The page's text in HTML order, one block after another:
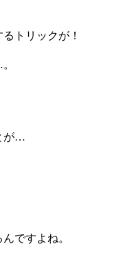
トリックが！
が…
ですよね。